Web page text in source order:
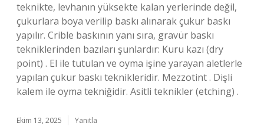
teknikte, levhanın yüksekte kalan yerlerinde değil,
çukurlara boya verilip baskı alınarak çukur baskı
yapılır. Crible baskının yanı sıra, gravür baskı
tekniklerinden bazıları şunlardır: Kuru kazı (dry
point) . El ile tutulan ve oyma işine yarayan aletlerle
yapılan çukur baskı teknikleridir. Mezzotint . Dişli
kalem ile oyma tekniğidir. Asitli teknikler (etching) .
Ekim 13, 2025 Yanıtla